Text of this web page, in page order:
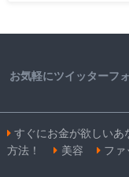
お気軽にツイッターフ
すぐにお金が欲しいあ
方法！
美容 ファ